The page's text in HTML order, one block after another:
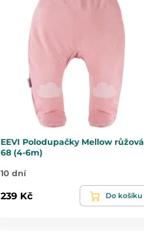
EEVI Polodupačky Mellow růžová
68 (4-6m)
10 dní
239 Kč Do košíku